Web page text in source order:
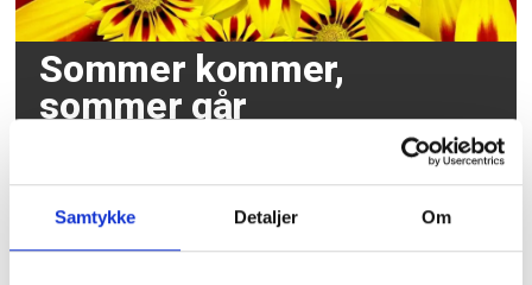
Samtykke Detaljer Om
Sommer kommer,
sommer går